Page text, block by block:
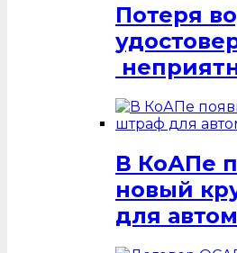
Потеря
В КоАПе
новый
для